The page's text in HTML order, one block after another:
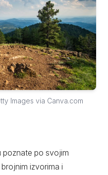
Images via Canva.com
poznate po svojim
izvorima i